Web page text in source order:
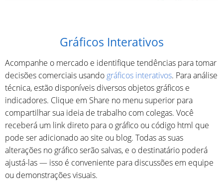
Gráficos Interativos
Acompanhe o mercado e identifique tendências para tomar
decisões comerciais usando gráficos interativos. Para análise
técnica, estão disponíveis diversos objetos gráficos e
indicadores. Clique em Share no menu superior para
compartilhar sua ideia de trabalho com colegas. Você
receberá um link direto para o gráfico ou código html que
pode ser adicionado ao site ou blog. Todas as suas
alterações no gráfico serão salvas, e o destinatário poderá
ajustá-las — isso é conveniente para discussões em equipe
ou demonstrações visuais.